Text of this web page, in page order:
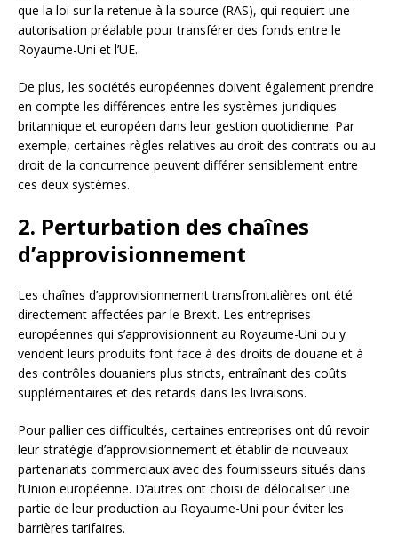
que la loi sur la retenue à la source (RAS), qui requiert une
autorisation préalable pour transférer des fonds entre le
Royaume-Uni et l’UE.
De plus, les sociétés européennes doivent également prendre
en compte les différences entre les systèmes juridiques
britannique et européen dans leur gestion quotidienne. Par
exemple, certaines règles relatives au droit des contrats ou au
droit de la concurrence peuvent différer sensiblement entre
ces deux systèmes.
2. Perturbation des chaînes
d’approvisionnement
Les chaînes d’approvisionnement transfrontalières ont été
directement affectées par le Brexit. Les entreprises
européennes qui s’approvisionnent au Royaume-Uni ou y
vendent leurs produits font face à des droits de douane et à
des contrôles douaniers plus stricts, entraînant des coûts
supplémentaires et des retards dans les livraisons.
Pour pallier ces difficultés, certaines entreprises ont dû revoir
leur stratégie d’approvisionnement et établir de nouveaux
partenariats commerciaux avec des fournisseurs situés dans
l’Union européenne. D’autres ont choisi de délocaliser une
partie de leur production au Royaume-Uni pour éviter les
barrières tarifaires.